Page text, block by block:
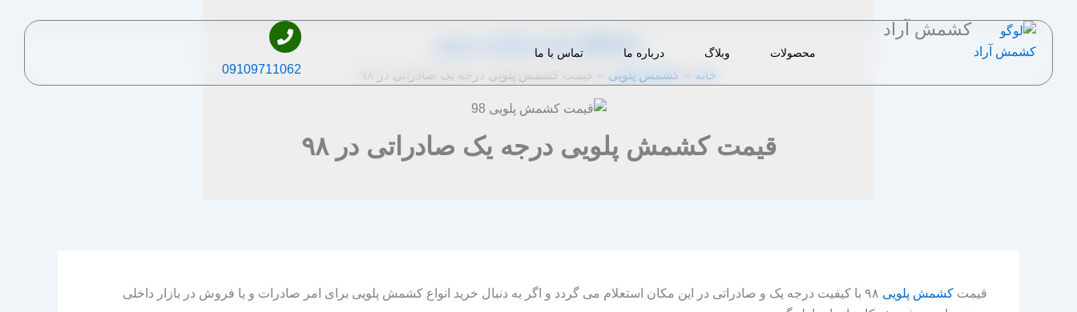
کشمش آراد
محصولات وبلاگ درباره ما تماس با ما
09109711062
m.eini 1398-03-23
|
خانه کشمش پلویی قیمت کشمش پلویی درجه یک صادراتی در ۹۸
قیمت کشمش پلویی درجه یک صادراتی در ۹۸
قیمت کشمش پلویی
۹۸ با کیفیت درجه یک و صادراتی در این مکان استعلام می گردد و اگر به دنبال خرید انواع کشمش پلویی برای امر صادرات و یا فروش در بازار داخلی